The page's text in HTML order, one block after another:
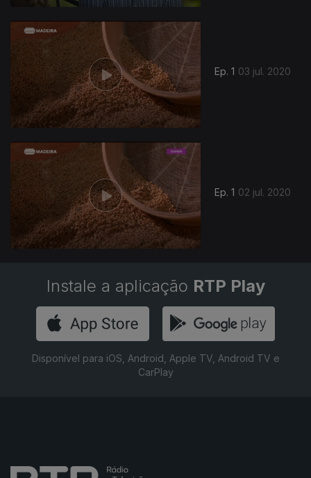
Ep. 1 03 jul. 2020
Ep. 1 02 jul. 2020
481551
Instale a aplicação RTP Play
Disponível para iOS, Android, Apple TV, Android TV e
CarPlay